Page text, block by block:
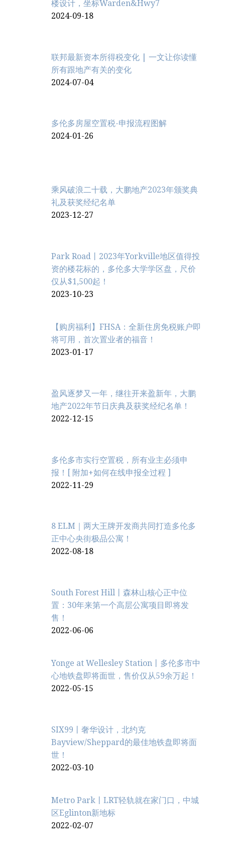
楼设计，坐标Warden&Hwy7
2024-09-18
联邦最新资本所得税变化 | 一文让你读懂
所有跟地产有关的变化
2024-07-04
多伦多房屋空置税-申报流程图解
2024-01-26
乘风破浪二十载，大鹏地产2023年颁奖典
礼及获奖经纪名单
2023-12-27
Park Road丨2023年Yorkville地区值得投
资的楼花标的，多伦多大学学区盘，尺价
仅从$1,500起！
2023-10-23
【购房福利】FHSA：全新住房免税账户即
将可用，首次置业者的福音！
2023-01-17
盈风逐梦又一年，继往开来盈新年，大鹏
地产2022年节日庆典及获奖经纪名单！
2022-12-15
多伦多市实行空置税，所有业主必须申
报！[ 附加+如何在线申报全过程 ]
2022-11-29
8 ELM｜两大王牌开发商共同打造多伦多
正中心央街极品公寓！
2022-08-18
South Forest Hill丨森林山核心正中位
置：30年来第一个高层公寓项目即将发
售！
2022-06-06
Yonge at Wellesley Station丨多伦多市中
心地铁盘即将面世，售价仅从59余万起！
2022-05-15
SIX99丨奢华设计，北约克
Bayview/Sheppard的最佳地铁盘即将面
世！
2022-03-10
Metro Park丨LRT轻轨就在家门口，中城
区Eglinton新地标
2022-02-07